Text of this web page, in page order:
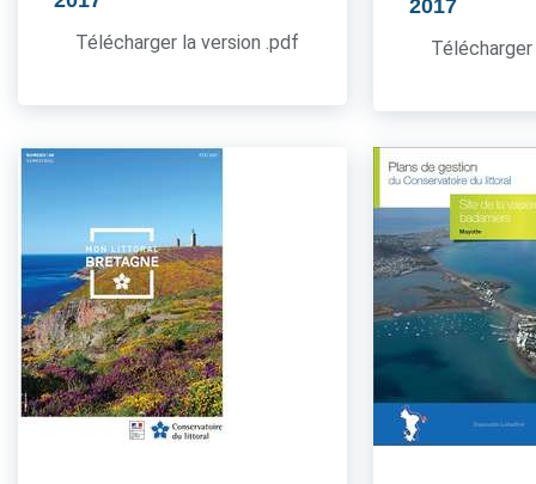
Télécharger la version .pdf
2017